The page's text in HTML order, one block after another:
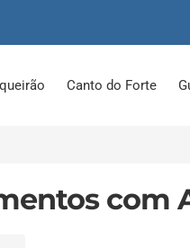
Canto do Forte
com